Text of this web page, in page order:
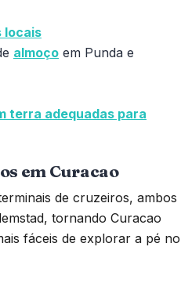
locais
almoço em Punda e
terra adequadas para
em Curacao
de cruzeiros, ambos
tornando Curacao
fáceis de explorar a pé no